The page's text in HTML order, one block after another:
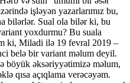
işləyən yazarlarımız bu,
bilərlər. Sual ola bilər ki, bu
yoxdurmu? Bu suala
ki, Miladi ilə 19 fevral 2019 –
belə bir variant məlum deyil.
böyük əksəriyyətimizə məlum,
qısa açıqlama verəcəyəm.